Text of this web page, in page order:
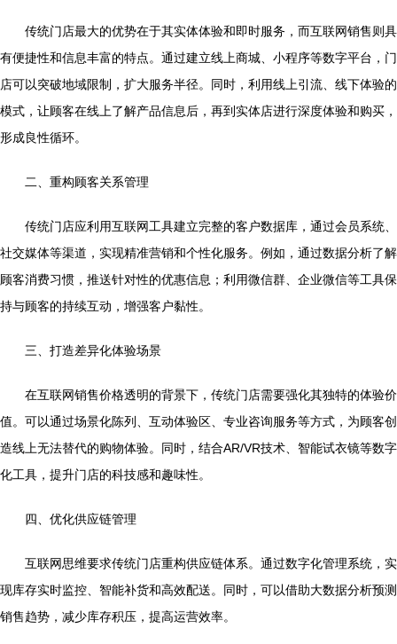
传统门店最大的优势在于其实体体验和即时服务，而互联网销售则具
有便捷性和信息丰富的特点。通过建立线上商城、小程序等数字平台，门
店可以突破地域限制，扩大服务半径。同时，利用线上引流、线下体验的
模式，让顾客在线上了解产品信息后，再到实体店进行深度体验和购买，
形成良性循环。
二、重构顾客关系管理
传统门店应利用互联网工具建立完整的客户数据库，通过会员系统、
社交媒体等渠道，实现精准营销和个性化服务。例如，通过数据分析了解
顾客消费习惯，推送针对性的优惠信息；利用微信群、企业微信等工具保
持与顾客的持续互动，增强客户黏性。
三、打造差异化体验场景
在互联网销售价格透明的背景下，传统门店需要强化其独特的体验价
值。可以通过场景化陈列、互动体验区、专业咨询服务等方式，为顾客创
造线上无法替代的购物体验。同时，结合AR/VR技术、智能试衣镜等数字
化工具，提升门店的科技感和趣味性。
四、优化供应链管理
互联网思维要求传统门店重构供应链体系。通过数字化管理系统，实
现库存实时监控、智能补货和高效配送。同时，可以借助大数据分析预测
销售趋势，减少库存积压，提高运营效率。